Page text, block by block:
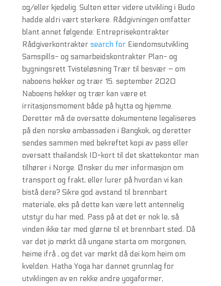
og/eller kjedelig. Sulten etter videre utvikling i Budo
hadde aldri vært sterkere. Rådgivningen omfatter
blant annet følgende: Entreprisekontrakter
Rådgiverkontrakter search forEiendomsutvikling
Samspills- og samarbeidskontrakter Plan- og
bygningsrett Tvisteløsning Trær til besvær – om
naboens hekker og trær 15. september 2020
Naboens hekker og trær kan være et
irritasjonsmoment både på hytta og hjemme.
Deretter må de oversatte dokumentene legaliseres
på den norske ambassaden i Bangkok, og deretter
sendes sammen med bekreftet kopi av pass eller
oversatt thailandsk ID-kort til det skattekontor man
tilhører i Norge. Ønsker du mer informasjon om
transport og frakt, eller lurer på hvordan vi kan
bistå dere? Sikre god avstand til brennbart
materiale, eks på dette kan være lett antennelig
utstyr du har med. Pass på at det er nok le, så
vinden ikke tar med glørne til et brennbart sted. Då
var det jo mørkt då ungane starta om morgonen,
heime ifrå , og det var mørkt då dei kom heim om
kvelden. Hatha Yoga har dannet grunnlag for
utviklingen av en rekke andre yogaformer,